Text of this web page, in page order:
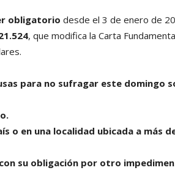
obligatorio desde el 3 de enero de
, que modifica la Carta
para no sufragar este domingo
o en una localidad ubicada a más
su obligación por otro